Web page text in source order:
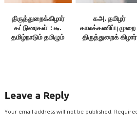
திருத்துறைக்கிழார்
கட்டுரைகள் : ௬.
தமிழ்நாடும் தமிழும்
கஅ. தமிழர்
காலக்கணிப்பு முறை
திருத்துறைக் கிழார்
Leave a Reply
Your email address will not be published.